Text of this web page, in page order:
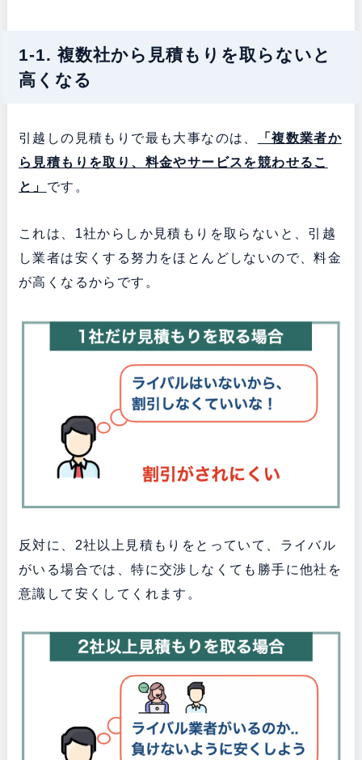
1-1. 複数社から見積もりを取らないと
高くなる
引越しの見積もりで最も大事なのは、
「複数業者か
ら見積もりを取り、料金やサービスを競わせるこ
と」 です。
これは、1社からしか見積もりを取らないと、引越
し業者は安くする努力をほとんどしないので、料金
が高くなるからです。
反対に、2社以上見積もりをとっていて、ライバル
がいる場合では、特に交渉しなくても勝手に他社を
意識して安くしてくれます。